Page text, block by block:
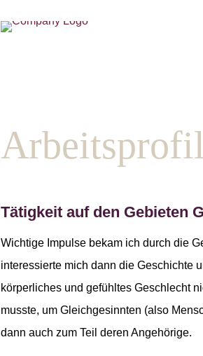
Bildunterschrift
Arbeitsprofil
Tätigkeit auf den Gebieten
Wichtige Impulse bekam ich durch die
interessierte mich dann die Geschichte
körperliches und gefühltes Geschlecht
musste, um Gleichgesinnten (also
dann auch zum Teil deren Angehörige.